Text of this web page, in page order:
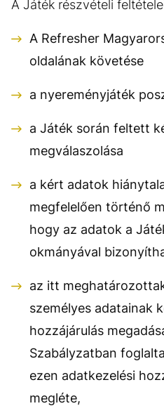
A Játék részvételi
A Refresher
oldalának követése
a nyereményjáték
a Játék során feltett
megválaszolása
a kért adatok
megfelelően történő
hogy az adatok a
okmányával
az itt
személyes adatainak
hozzájárulás
Szabályzatban
ezen adatkezelési
megléte,